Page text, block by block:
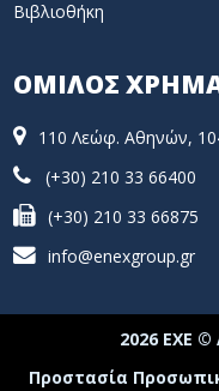
Βιβλιοθήκη
ΟΜΙΛΟΣ
110 Λεώφ. Αθηνών,
(+30) 210 33 66400
(+30) 210 33 66875
info@enexgroup.gr
2026 ΕΧΕ
Προστασία